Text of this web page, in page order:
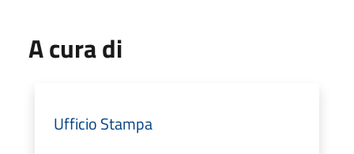
A cura di
Ufficio Stampa